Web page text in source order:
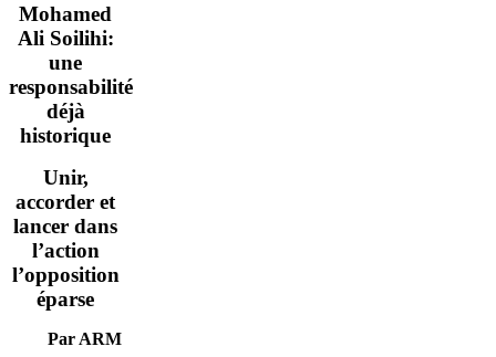
Mohamed
Ali Soilihi:
une
responsabilité
déjà
historique
Unir,
accorder et
lancer dans
l’action
l’opposition
éparse
Par ARM